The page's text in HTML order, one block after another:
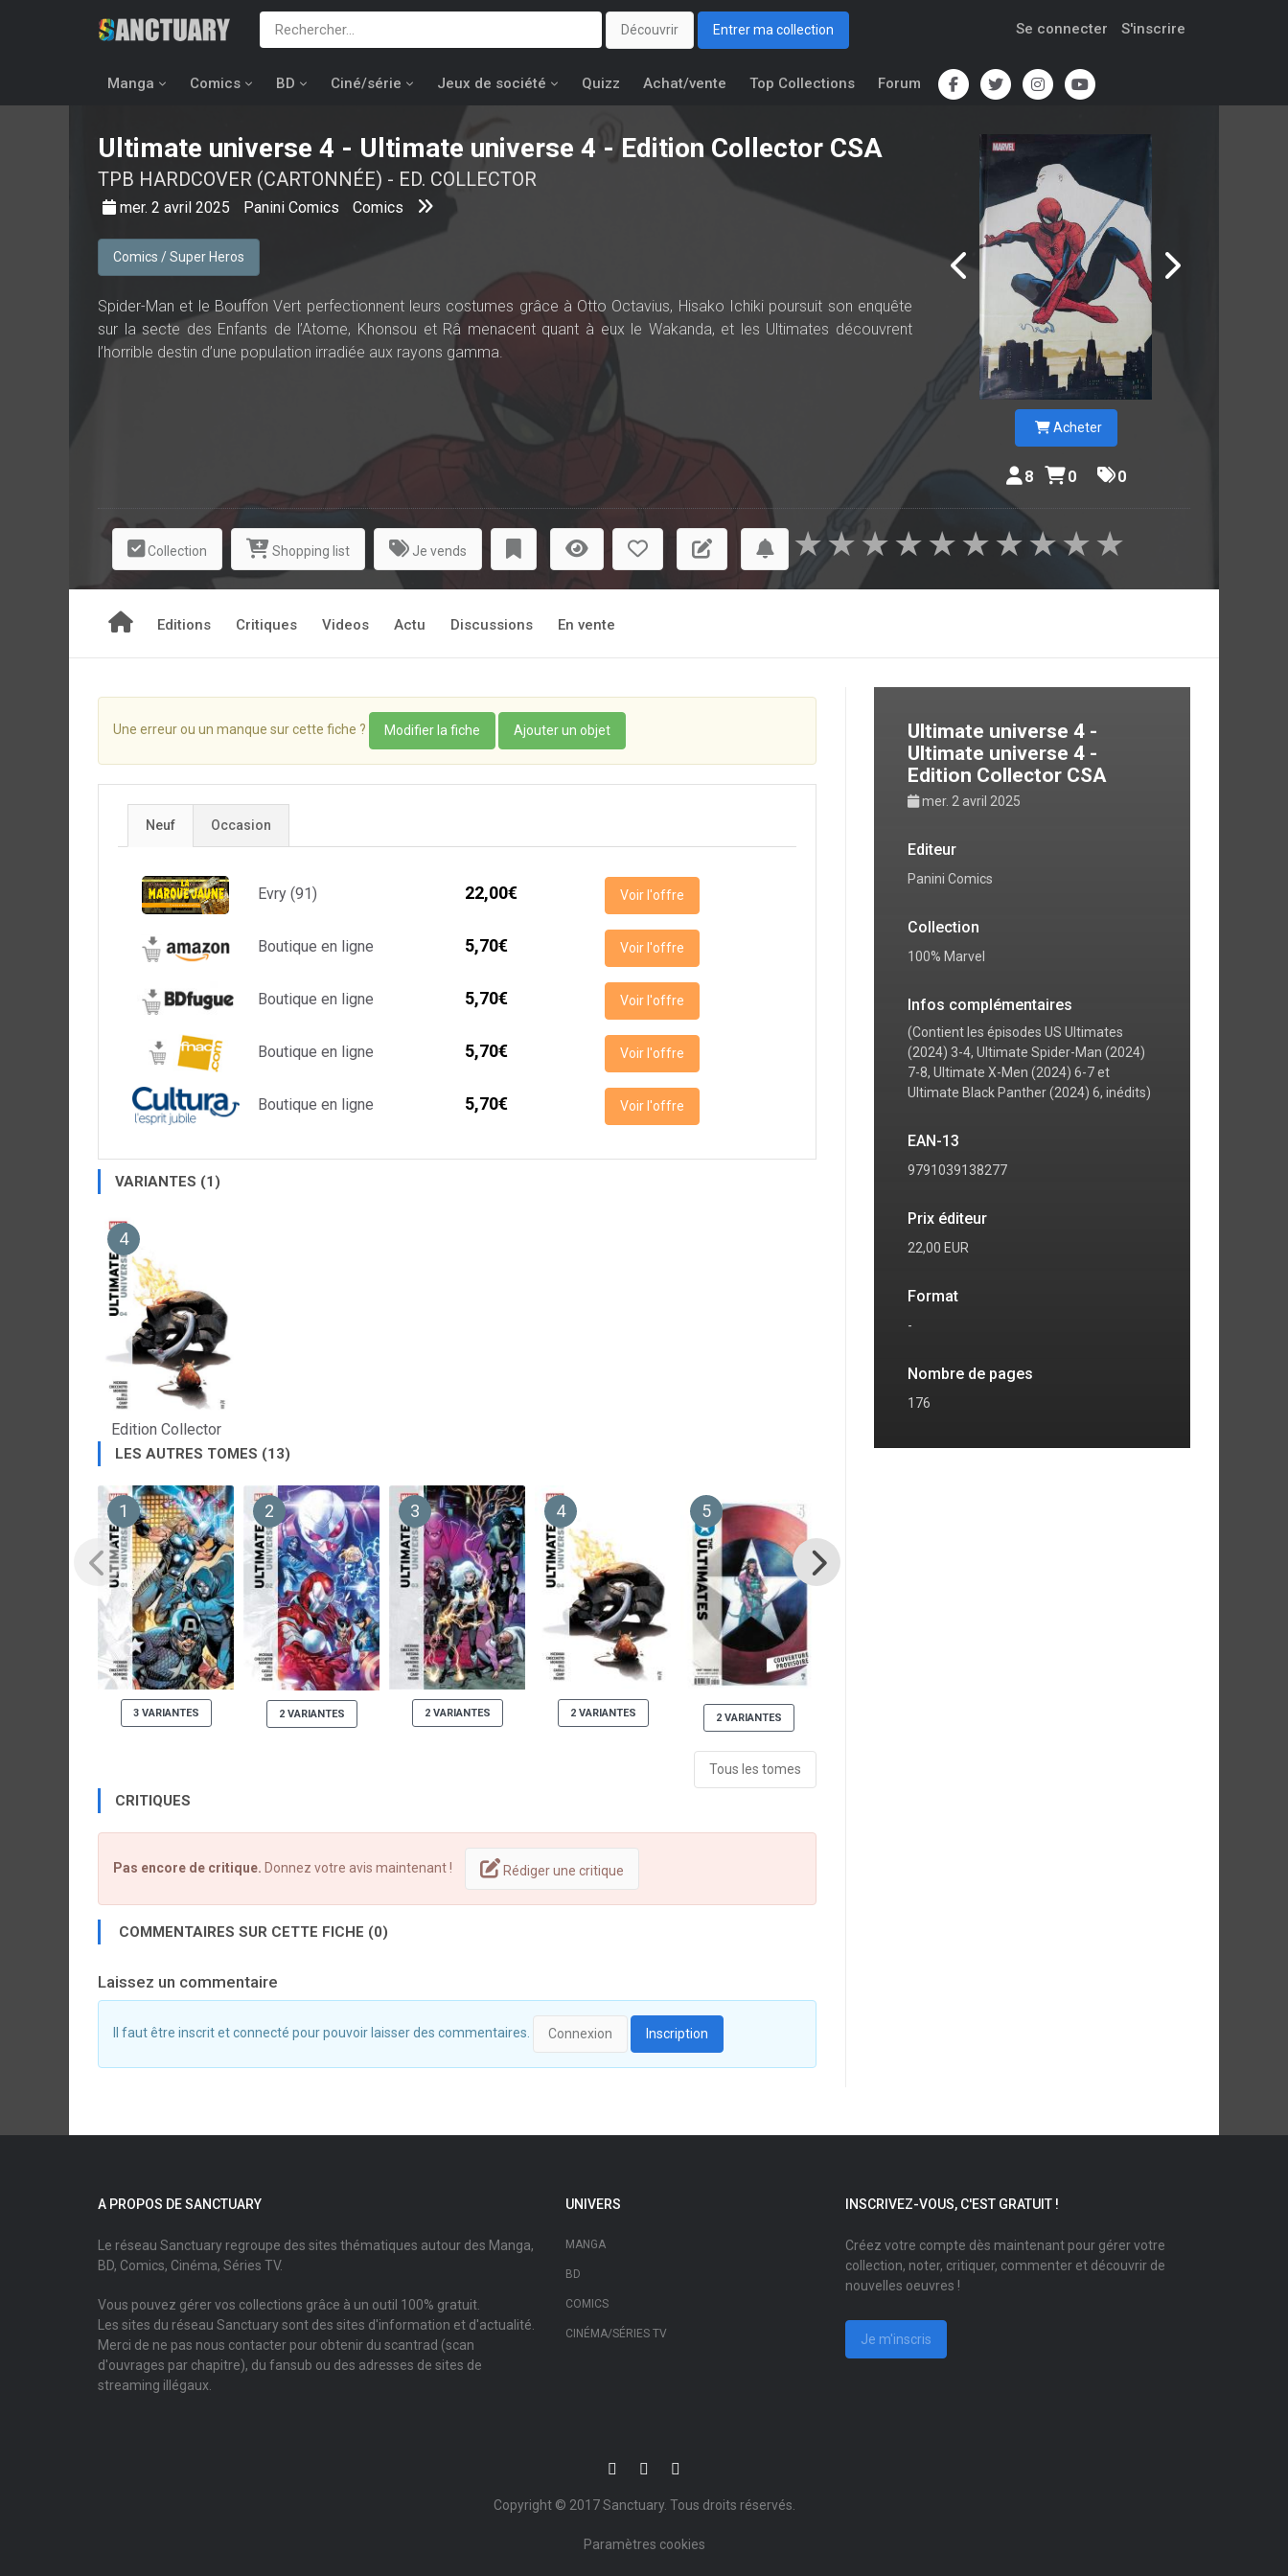
Découvrir Entrer ma collection Se connecter S'inscrire
Manga Comics BD Ciné/série Jeux de société Quizz Achat/vente Top Collections Forum
Ultimate universe 4 - Ultimate universe 4 - Edition Collector CSA
TPB HARDCOVER (CARTONNÉE) - ED. COLLECTOR
mer. 2 avril 2025 Panini Comics Comics
Comics / Super Heros
Spider-Man et le Bouffon Vert perfectionnent leurs costumes grâce à Otto Octavius, Hisako Ichiki poursuit son enquête
sur la secte des Enfants de l’Atome, Khonsou et Râ menacent quant à eux le Wakanda, et les Ultimates découvrent
l’horrible destin d’une population irradiée aux rayons gamma.
Acheter
8 0 0
Collection Shopping list Je vends ★
★
★
★
★
★
★
★
★
★
Editions Critiques Videos Actu Discussions En vente
Une erreur ou un manque sur cette fiche ? Modifier la fiche Ajouter un objet
Neuf Occasion
Evry (91) 22,00€ Voir l'offre
Boutique en ligne 5,70€ Voir l'offre
Boutique en ligne 5,70€ Voir l'offre
Boutique en ligne 5,70€ Voir l'offre
Boutique en ligne 5,70€ Voir l'offre
VARIANTES (1)
Edition Collector
4
LES AUTRES TOMES (13)
3 VARIANTES
1
2 VARIANTES
2
2 VARIANTES
3
2 VARIANTES
4
2 VARIANTES
5
Tous les tomes
CRITIQUES
Pas encore de critique. Donnez votre avis maintenant ! Rédiger une critique
COMMENTAIRES SUR CETTE FICHE (0)
Laissez un commentaire
Il faut être inscrit et connecté pour pouvoir laisser des commentaires. Connexion Inscription
Ultimate universe 4 -
Ultimate universe 4 -
Edition Collector CSA
mer. 2 avril 2025
Editeur
Panini Comics
Collection
100% Marvel
Infos complémentaires
(Contient les épisodes US Ultimates
(2024) 3-4, Ultimate Spider-Man (2024)
7-8, Ultimate X-Men (2024) 6-7 et
Ultimate Black Panther (2024) 6, inédits)
EAN-13
9791039138277
Prix éditeur
22,00 EUR
Format
-
Nombre de pages
176
A PROPOS DE SANCTUARY
Le réseau Sanctuary regroupe des sites thématiques autour des Manga,
BD, Comics, Cinéma, Séries TV.
Vous pouvez gérer vos collections grâce à un outil 100% gratuit.
Les sites du réseau Sanctuary sont des sites d'information et d'actualité.
Merci de ne pas nous contacter pour obtenir du scantrad (scan
d'ouvrages par chapitre), du fansub ou des adresses de sites de
streaming illégaux.
UNIVERS
MANGA
BD
COMICS
CINÉMA/SÉRIES TV
INSCRIVEZ-VOUS, C'EST GRATUIT !
Créez votre compte dès maintenant pour gérer votre
collection, noter, critiquer, commenter et découvrir de
nouvelles oeuvres !
Je m'inscris
Copyright © 2017Sanctuary. Tous droits réservés.
Paramètres cookies